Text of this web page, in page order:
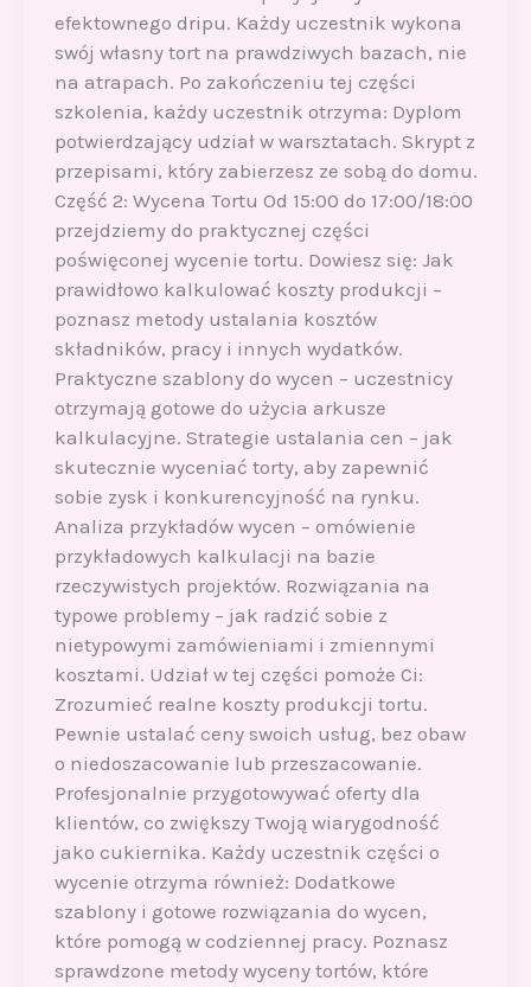
efektownego dripu. Każdy uczestnik wykona
swój własny tort na prawdziwych bazach, nie
na atrapach. Po zakończeniu tej części
szkolenia, każdy uczestnik otrzyma: Dyplom
potwierdzający udział w warsztatach. Skrypt z
przepisami, który zabierzesz ze sobą do domu.
Część 2: Wycena Tortu Od 15:00 do 17:00/18:00
przejdziemy do praktycznej części
poświęconej wycenie tortu. Dowiesz się: Jak
prawidłowo kalkulować koszty produkcji –
poznasz metody ustalania kosztów
składników, pracy i innych wydatków.
Praktyczne szablony do wycen – uczestnicy
otrzymają gotowe do użycia arkusze
kalkulacyjne. Strategie ustalania cen – jak
skutecznie wyceniać torty, aby zapewnić
sobie zysk i konkurencyjność na rynku.
Analiza przykładów wycen – omówienie
przykładowych kalkulacji na bazie
rzeczywistych projektów. Rozwiązania na
typowe problemy – jak radzić sobie z
nietypowymi zamówieniami i zmiennymi
kosztami. Udział w tej części pomoże Ci:
Zrozumieć realne koszty produkcji tortu.
Pewnie ustalać ceny swoich usług, bez obaw
o niedoszacowanie lub przeszacowanie.
Profesjonalnie przygotowywać oferty dla
klientów, co zwiększy Twoją wiarygodność
jako cukiernika. Każdy uczestnik części o
wycenie otrzyma również: Dodatkowe
szablony i gotowe rozwiązania do wycen,
które pomogą w codziennej pracy. Poznasz
sprawdzone metody wyceny tortów, które